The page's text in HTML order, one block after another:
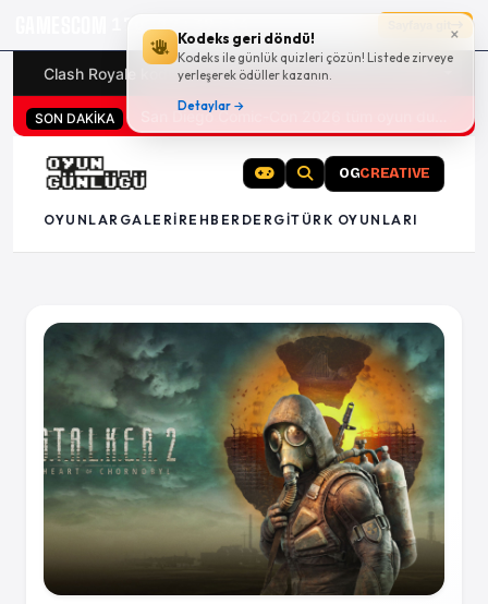
×
Kodeks geri döndü!
Kodeks ile günlük quizleri çözün! Listede zirveye
yerleşerek ödüller kazanın.
Detaylar →
17g 12:39:13
Clash Royale kodları Türk oyunları (PC ve konsollar) -
SON DAKİKA
OGCREATIVE
OYUNLAR GALERI REHBER DERGITÜRK OYUNLARI